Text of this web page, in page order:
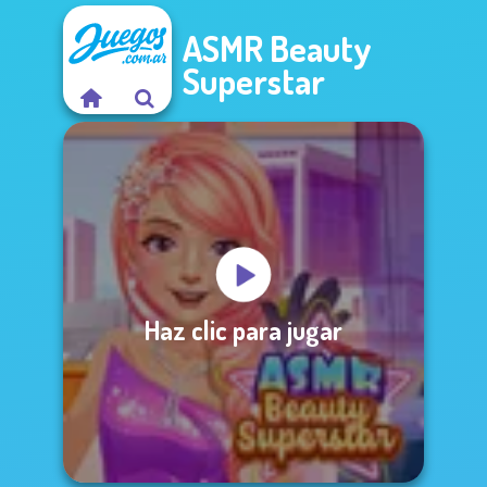
ASMR Beauty
Superstar
Haz clic para jugar